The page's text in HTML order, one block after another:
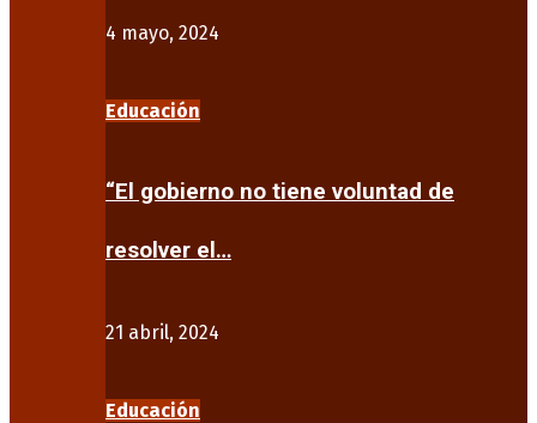
4 mayo, 2024
Educación
“El gobierno no tiene voluntad de
resolver el…
21 abril, 2024
Educación